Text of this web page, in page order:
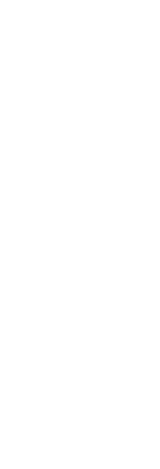
A la apertura
Municipios
SAEL-
«A
reciben los
decidimos,
diputado
De hecho,
las
ejemplo al
«Atender